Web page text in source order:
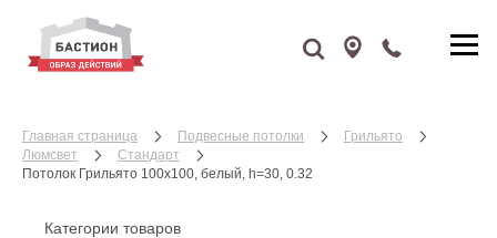
Главная страница Подвесные потолки
Грильято
Люмсвет
Стандарт
Потолок Грильято 100x100, белый, h=30, 0.32
Категории товаров